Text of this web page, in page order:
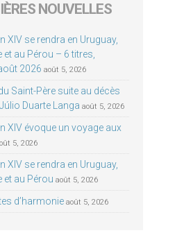
NOUVELLES
XIV se rendra en Uruguay,
et au Pérou – 6 titres,
2026 août 5, 2026
Saint-Père suite au décès
Duarte Langa août 5, 2026
XIV évoque un voyage aux
5, 2026
XIV se rendra en Uruguay,
et au Pérou août 5, 2026
d’harmonie août 5, 2026